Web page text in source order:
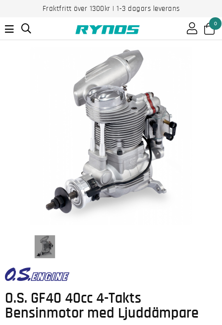
Fraktfritt över 1300kr | 1-3 dagars leverans
0
O.S. GF40 40cc 4-Takts
Bensinmotor med Ljuddämpare